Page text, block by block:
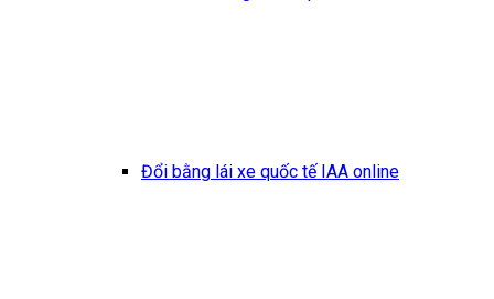
Đổi bằng lái xe quốc tế IAA online